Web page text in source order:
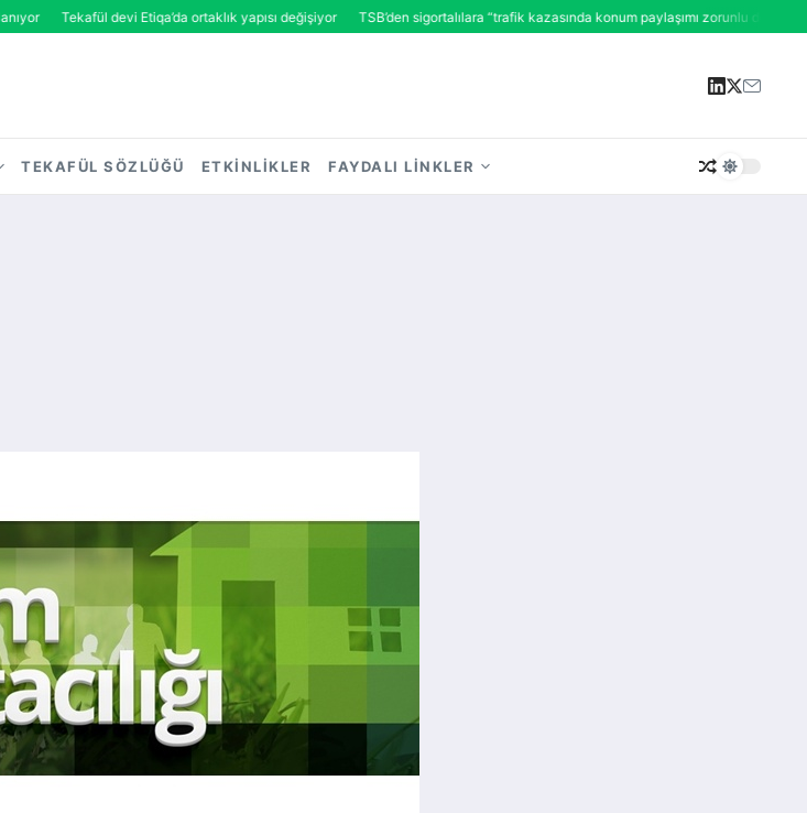
Tekafül devi Etiqa’da ortaklık yapısı değişiyor TSB’den sigortalılara “trafik kazasında konum paylaşımı zorunlu değil” mesajı
TEKAFÜL SÖZLÜĞÜ ETKINLIKLER FAYDALI LINKLER